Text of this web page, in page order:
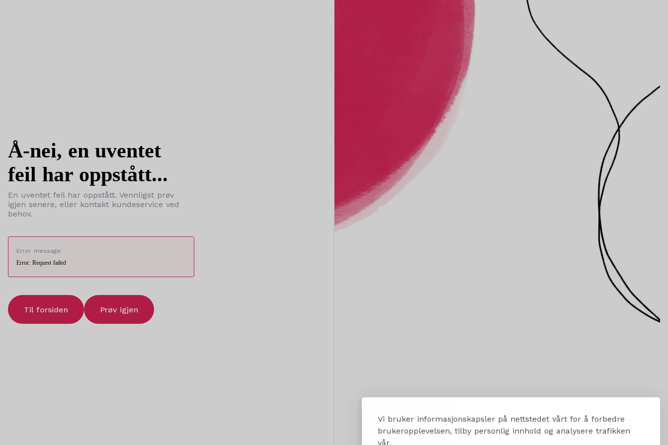
Vi bruker informasjonskapsler på nettstedet vårt for å forbedre
brukeropplevelsen, tilby personlig innhold og analysere trafikken
vår.
Å-nei, en uventet
feil har oppstått...
En uventet feil har oppstått. Vennligst prøv
igjen senere, eller kontakt kundeservice ved
behov.
Error message:
Error: Request failed
Til forsiden Prøv igjen